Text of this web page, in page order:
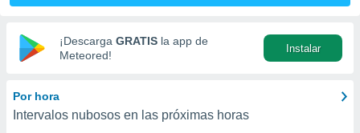
las
y
digital
basada
¡Descarga GRATIS la app de
Meteored!
Instalar
Por hora
Intervalos nubosos en las próximas horas